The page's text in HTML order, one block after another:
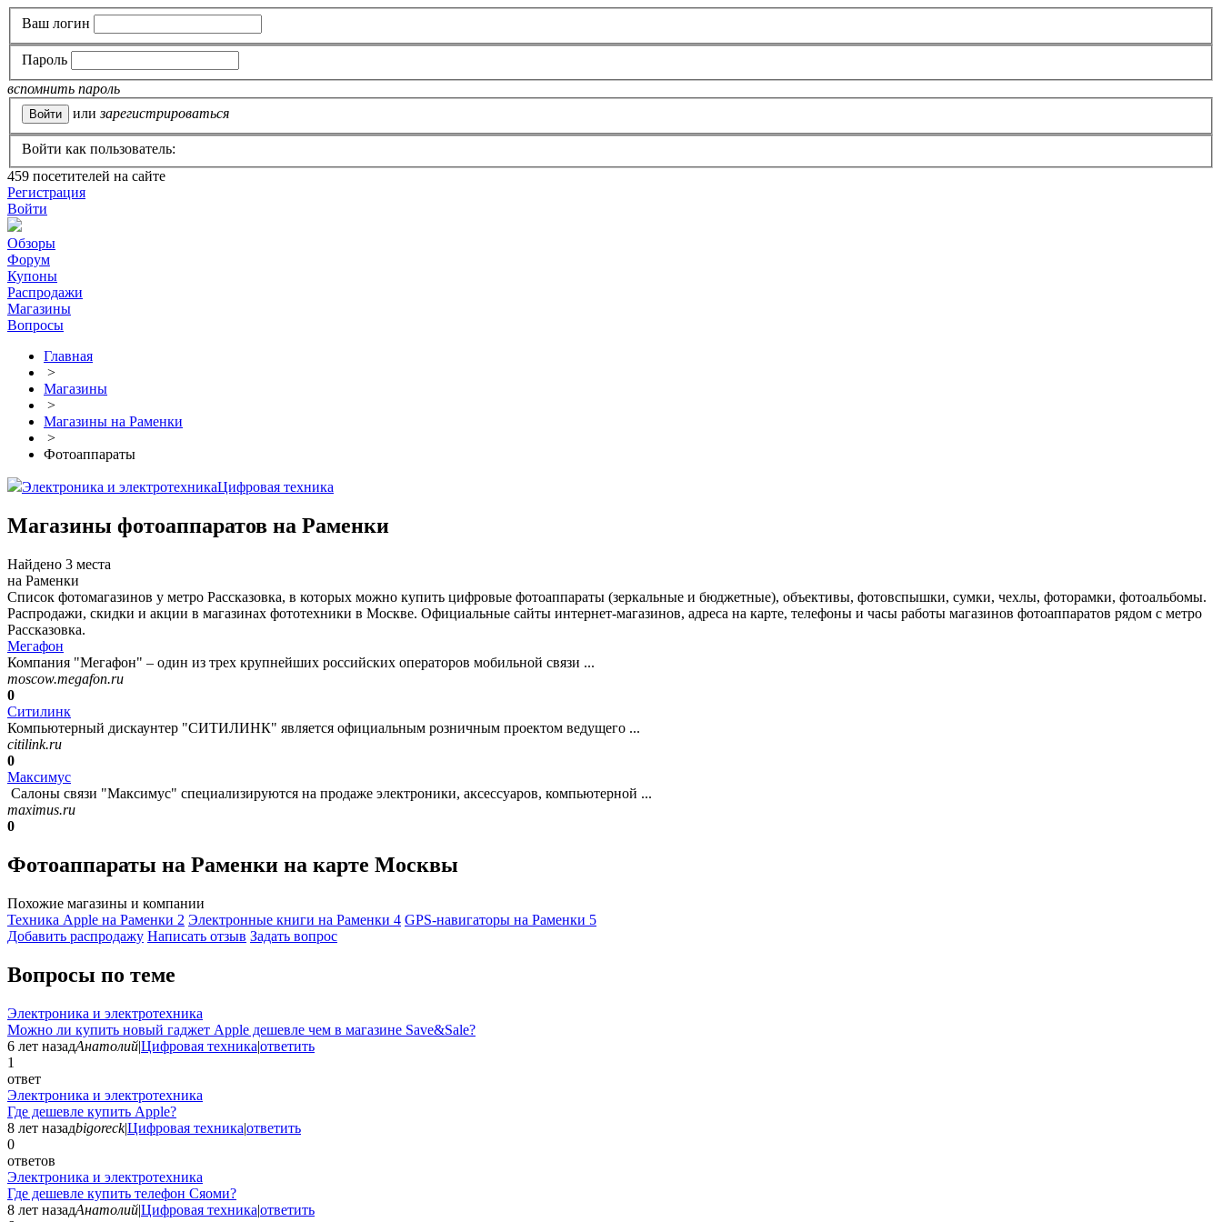
Ваш логин
Пароль
вспомнить пароль
или зарегистрироваться
Войти как пользователь:
459 посетителей на сайте
Регистрация
Войти
Обзоры
Форум
Купоны
Распродажи
Магазины
Вопросы
Главная
>
Магазины
>
Магазины на Раменки
>
Фотоаппараты
Электроника и электротехникаЦифровая техника
Магазины фотоаппаратов на Раменки
Найдено 3 места
на Раменки
Список фотомагазинов у метро Рассказовка, в которых можно купить цифровые фотоаппараты (зеркальные и бюджетные), объективы, фотовспышки, сумки, чехлы, фоторамки, фотоальбомы.
Распродажи, скидки и акции в магазинах фототехники в Москве. Официальные сайты интернет-магазинов, адреса на карте, телефоны и часы работы магазинов фотоаппаратов рядом с метро
Рассказовка.
Мегафон
Компания "Мегафон" – один из трех крупнейших российских операторов мобильной связи ...
moscow.megafon.ru
0
Ситилинк
Компьютерный дискаунтер "СИТИЛИНК" является официальным розничным проектом ведущего ...
citilink.ru
0
Максимус
Салоны связи "Максимус" специализируются на продаже электроники, аксессуаров, компьютерной ...
maximus.ru
0
Фотоаппараты на Раменки на карте Москвы
Похожие магазины и компании
Техника Apple на Раменки 2 Электронные книги на Раменки 4 GPS-навигаторы на Раменки 5
Добавить раcпродажу Написать отзыв Задать вопрос
Вопросы по теме
Электроника и электротехника
Можно ли купить новый гаджет Apple дешевле чем в магазине Save&Sale?
6 лет назадАнатолий|Цифровая техника|ответить
1
ответ
Электроника и электротехника
Где дешевле купить Apple?
8 лет назадbigoreck|Цифровая техника|ответить
0
ответов
Электроника и электротехника
Где дешевле купить телефон Сяоми?
8 лет назадАнатолий|Цифровая техника|ответить